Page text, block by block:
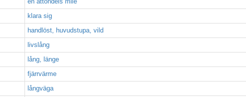
klara sig
handlöst, huvudstupa, vild
livslång
lång, länge
fjärrvärme
långväga